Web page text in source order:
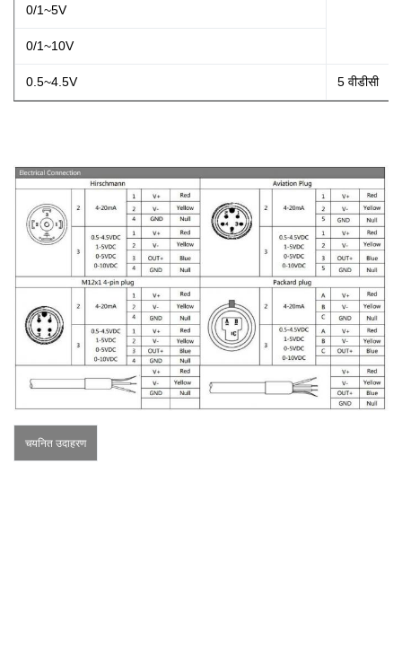
0/1~5V
0/1~10V
0.5~4.5V 5 वीडीसी
चयनित उदाहरण